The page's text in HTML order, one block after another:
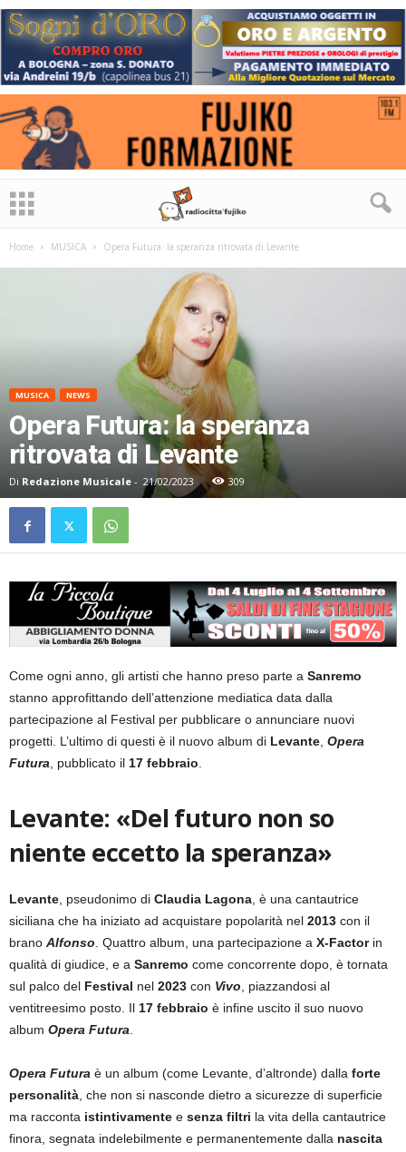
Home MUSICA Opera Futura: la speranza ritrovata di Levante
MUSICA NEWS
Opera Futura: la speranza
ritrovata di Levante
Di Redazione Musicale - 21/02/2023 309
Come ogni anno, gli artisti che hanno preso parte a Sanremo
stanno approfittando dell’attenzione mediatica data dalla
partecipazione al Festival per pubblicare o annunciare nuovi
progetti. L’ultimo di questi è il nuovo album di Levante, Opera
Futura, pubblicato il 17 febbraio.
Levante: «Del futuro non so
niente eccetto la speranza»
Levante, pseudonimo di Claudia Lagona, è una cantautrice
siciliana che ha iniziato ad acquistare popolarità nel 2013 con il
brano Alfonso. Quattro album, una partecipazione a X-Factorin
qualità di giudice, e a Sanremo come concorrente dopo, è tornata
sul palco del Festival nel 2023 con Vivo, piazzandosi al
ventitreesimo posto. Il 17 febbraio è infine uscito il suo nuovo
album Opera Futura.
Opera Futura è un album (come Levante, d’altronde) dalla forte
personalità, che non si nasconde dietro a sicurezze di superficie
ma racconta istintivamente e senza filtri la vita della cantautrice
finora, segnata indelebilmente e permanentemente dalla nascita